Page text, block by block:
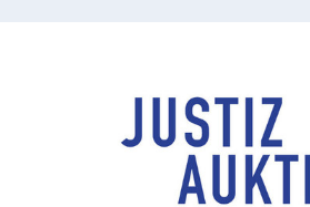
Justiz der Zukunft gemeinsam
zieht positive Bilanz des Projekts